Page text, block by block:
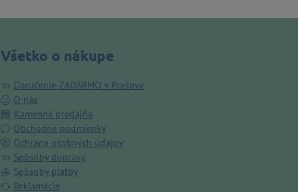
Všetko o nákupe
Doručenie ZADARMO v Prešove
O nás
Kamenná predajňa
Obchodné podmienky
Ochrana osobných údajov
Spôsoby dopravy
Spôsoby platby
Reklamácie